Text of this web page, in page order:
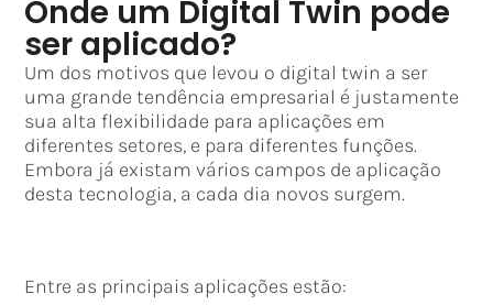
Onde um Digital Twin pode
ser aplicado?
Um dos motivos que levou o digital twin a ser
uma grande tendência empresarial é justamente
sua alta flexibilidade para aplicações em
diferentes setores, e para diferentes funções.
Embora já existam vários campos de aplicação
desta tecnologia, a cada dia novos surgem.
Entre as principais aplicações estão: